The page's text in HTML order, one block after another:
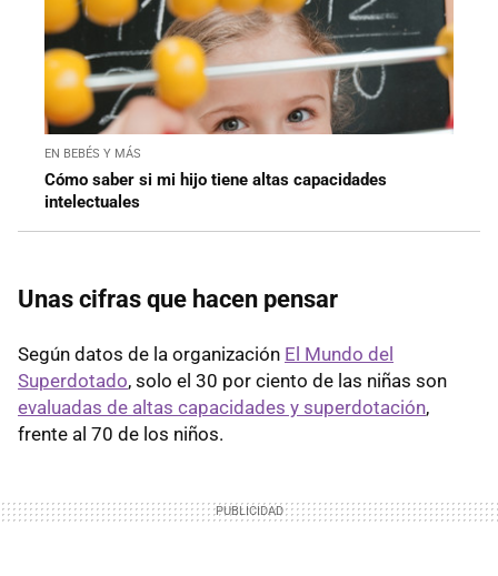
EN BEBÉS Y MÁS
Cómo saber si mi hijo tiene altas capacidades
intelectuales
Unas cifras que hacen pensar
Según datos de la organización El Mundo del
Superdotado, solo el 30 por ciento de las niñas son
evaluadas de altas capacidades y superdotación,
frente al 70 de los niños.